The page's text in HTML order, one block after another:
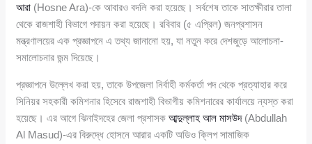
আরা (Hosne Ara)-কে আবারও বদলি করা হয়েছে। সর্বশেষ তাকে সাতক্ষীরার তালা
থেকে রাজশাহী বিভাগে পদায়ন করা হয়েছে। রবিবার (৫ এপ্রিল) জনপ্রশাসন
মন্ত্রণালয়ের এক প্রজ্ঞাপনে এ তথ্য জানানো হয়, যা নতুন করে দেশজুড়ে আলোচনা-
সমালোচনার জন্ম দিয়েছে।
প্রজ্ঞাপনে উল্লেখ করা হয়, তাকে উপজেলা নির্বাহী কর্মকর্তা পদ থেকে প্রত্যাহার করে
সিনিয়র সহকারী কমিশনার হিসেবে রাজশাহী বিভাগীয় কমিশনারের কার্যালয়ে ন্যস্ত করা
হয়েছে। এর আগে ঝিনাইদহের জেলা প্রশাসকআব্দুল্লাহ আল মাসউদ(Abdullah
Al Masud)-এর বিরুদ্ধে হোসনে আরার একটি অডিও ক্লিপ সামাজিক